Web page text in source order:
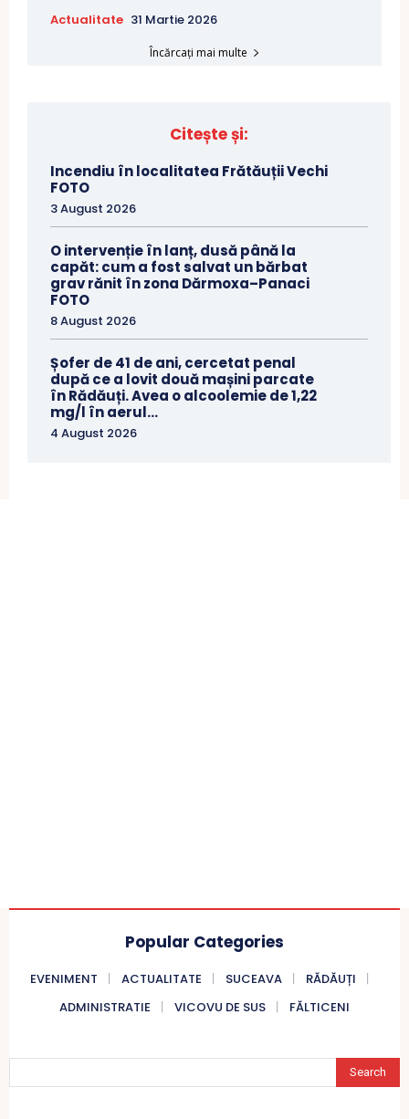
Actualitate 31 Martie 2026
Încărcați mai multe
Citește și:
Incendiu în localitatea Frătăuții Vechi
FOTO
3 August 2026
O intervenție în lanț, dusă până la
capăt: cum a fost salvat un bărbat
grav rănit în zona Dărmoxa–Panaci
FOTO
8 August 2026
Șofer de 41 de ani, cercetat penal
după ce a lovit două mașini parcate
în Rădăuți. Avea o alcoolemie de 1,22
mg/l în aerul...
4 August 2026
Popular Categories
EVENIMENT ACTUALITATE SUCEAVA
RĂDĂUȚI
ADMINISTRATIE
VICOVU DE SUS FĂLTICENI
Search